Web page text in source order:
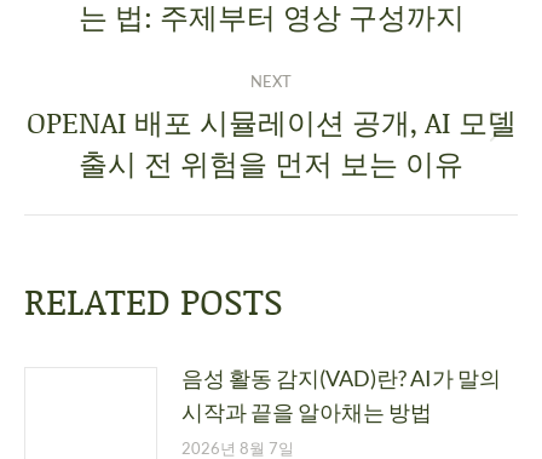
는 법: 주제부터 영상 구성까지
NEXT
OPENAI 배포 시뮬레이션 공개, AI 모델
출시 전 위험을 먼저 보는 이유
RELATED POSTS
음성 활동 감지(VAD)란? AI가 말의
시작과 끝을 알아채는 방법
2026년 8월 7일